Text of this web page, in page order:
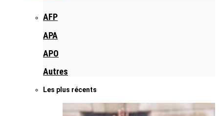
AFP
APA
APO
Autres
Les plus récents